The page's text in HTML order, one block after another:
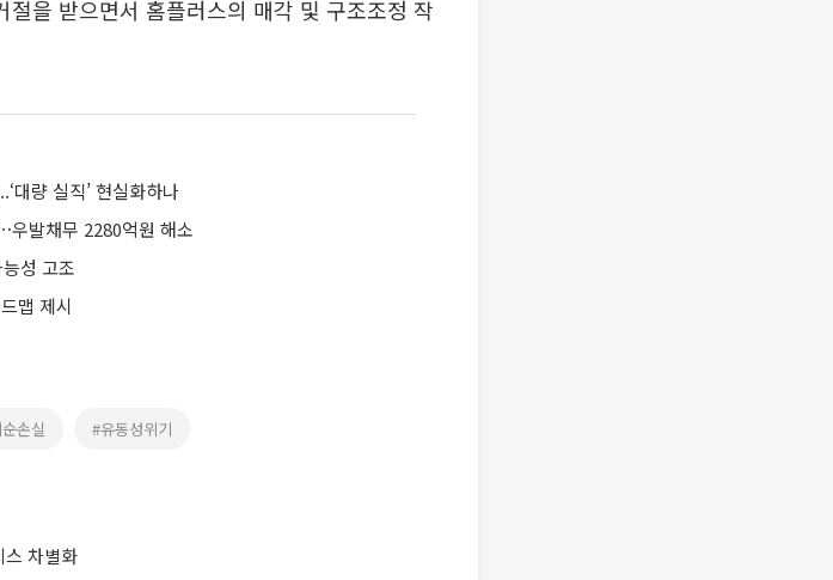
을 받으면서 홈플러스의 매각 및 구조조정 작
대량 실직’ 현실화하나
발채무 2280억원 해소
성 고조
맵 제시
손실 #유동성위기
차별화